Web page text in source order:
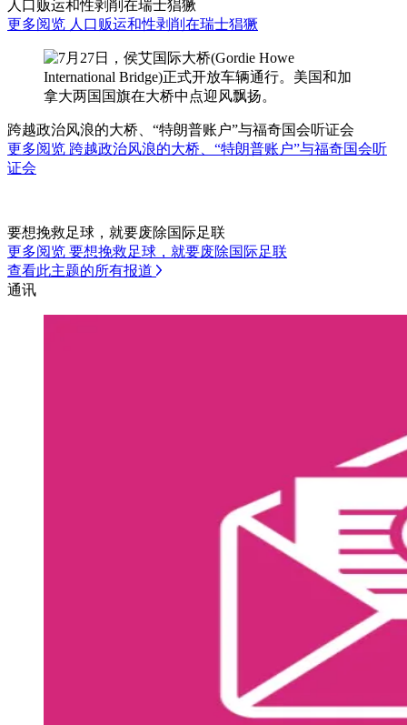
人口贩运和性剥削在瑞士猖獗
更多阅览 人口贩运和性剥削在瑞士猖獗
跨越政治风浪的大桥、“特朗普账户”与福奇国会听证会
更多阅览 跨越政治风浪的大桥、“特朗普账户”与福奇国会听
证会
要想挽救足球，就要废除国际足联
更多阅览 要想挽救足球，就要废除国际足联
查看此主题的所有报道
通讯